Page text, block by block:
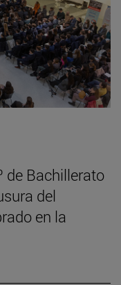
de Bachillerato
del
en la